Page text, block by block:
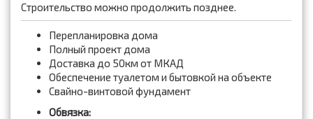
Строительство можно продолжить позднее.
Перепланировка дома
Полный проект дома
Доставка до 50км от МКАД
Обеспечение туалетом и бытовкой на объекте
Свайно-винтовой фундамент
Обвязка: